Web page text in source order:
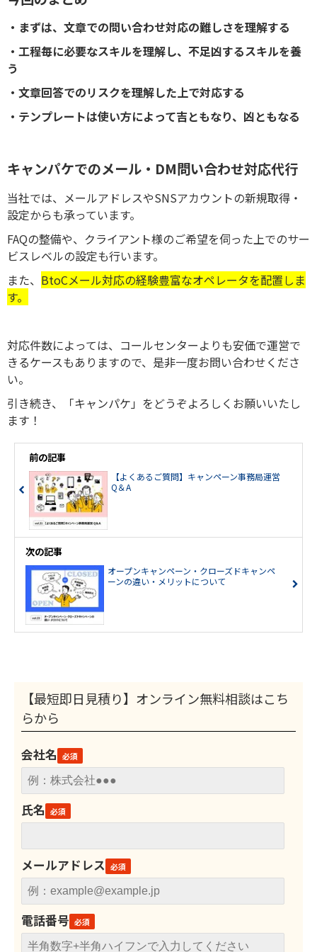
・まずは、文章での問い合わせ対応の難しさを理解する
・工程毎に必要なスキルを理解し、不足凶するスキルを養
う
・文章回答でのリスクを理解した上で対応する
・テンプレートは使い方によって吉ともなり、凶ともなる
キャンパケでのメール・DM問い合わせ対応代行
当社では、メールアドレスやSNSアカウントの新規取得・
設定からも承っています。
FAQの整備や、クライアント様のご希望を伺った上でのサー
ビスレベルの設定も行います。
また、 BtoCメール対応の経験豊富なオペレータを配置しま
す。
対応件数によっては、コールセンターよりも安価で運営で
きるケースもありますので、是非一度お問い合わせくださ
い。
引き続き、「キャンパケ」をどうぞよろしくお願いいたし
ます！
前の記事
【よくあるご質問】キャンペーン事務局運営
Q＆A
次の記事
オープンキャンペーン・クローズドキャンペ
ーンの違い・メリットについて
【最短即日見積り】オンライン無料相談はこち
らから
会社名
氏名
メールアドレス
電話番号